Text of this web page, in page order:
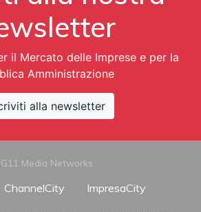
il Mercato delle Imprese e per la
Amministrazione
alla newsletter
G11 Media Networks
ChannelCity
ImpresaCity